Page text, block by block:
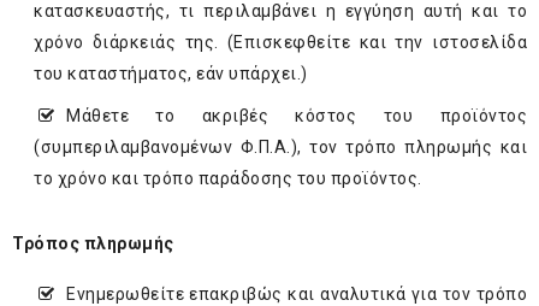
κατασκευαστής, τι περιλαμβάνει η εγγύηση αυτή και το
χρόνο διάρκειάς της. (Επισκεφθείτε και την ιστοσελίδα
του καταστήματος, εάν υπάρχει.)
Μάθετε το ακριβές κόστος του προϊόντος
(συμπεριλαμβανομένων Φ.Π.Α.), τον τρόπο πληρωμής και
το χρόνο και τρόπο παράδοσης του προϊόντος.
Τρόπος πληρωμής
Ενημερωθείτε επακριβώς και αναλυτικά για τον τρόπο